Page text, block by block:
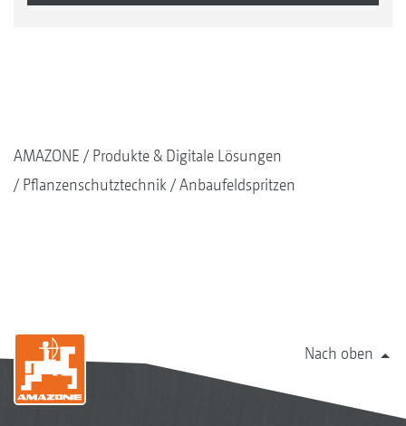
AMAZONE
Produkte & Digitale Lösungen
Pflanzenschutztechnik
Anbaufeldspritzen
Nach oben